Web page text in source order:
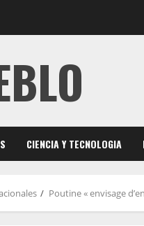
CIENCIA Y TECNOLOGIA
Poutine « envisage